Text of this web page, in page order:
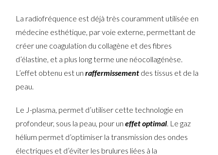
La radiofréquence est déjà très couramment utilisée en
médecine esthétique, par voie externe, permettant de
créer une coagulation du collagène et des fibres
d’élastine, et a plus long terme une néocollagénèse.
L’effet obtenu est unraffermissement des tissus et de la
peau.
Le J-plasma, permet d’utiliser cette technologie en
profondeur, sous la peau, pour uneffet optimal . Le gaz
hélium permet d’optimiser la transmission des ondes
électriques et d’éviter les brulures liées à la